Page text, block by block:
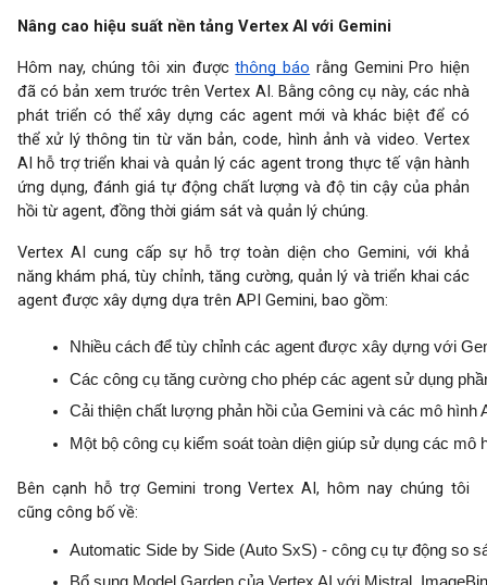
Nâng cao hiệu suất nền tảng Vertex AI với Gemini
Hôm nay, chúng tôi xin được thông báo rằng Gemini Pro hiện
đã có bản xem trước trên Vertex AI. Bằng công cụ này, các nhà
phát triển có thể xây dựng các agent mới và khác biệt để có
thể xử lý thông tin từ văn bản, code, hình ảnh và video. Vertex
AI hỗ trợ triển khai và quản lý các agent trong thực tế vận hành
ứng dụng, đánh giá tự động chất lượng và độ tin cậy của phản
hồi từ agent, đồng thời giám sát và quản lý chúng.
Vertex AI cung cấp sự hỗ trợ toàn diện cho Gemini, với khả
năng khám phá, tùy chỉnh, tăng cường, quản lý và triển khai các
agent được xây dựng dựa trên API Gemini, bao gồm:
Nhiều cách để tùy chỉnh các agent được xây dựng với
Các công cụ tăng cường cho phép các agent sử dụng
Cải thiện chất lượng phản hồi của Gemini và các mô
Một bộ công cụ kiểm soát toàn diện giúp sử dụng các
Bên cạnh hỗ trợ Gemini trong Vertex AI, hôm nay chúng tôi
cũng công bố về:
Automatic Side by Side (Auto SxS) - công cụ tự động so